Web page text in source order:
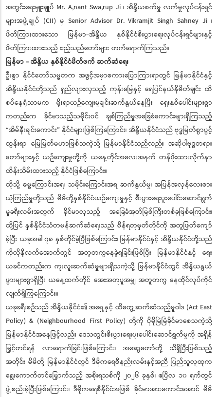
အတွင်းရေးမှူးချုပ် Mr. A,nant Swa,rup Ji ၊ အိန္ဒိယစက်မှု လက်မှုလုပ်ငန်းရှင်
များအဖွဲ့ချုပ် (CII) မှ Senior Advisor Dr. Vikramjit Singh Sahney Ji ၊
ဖိတ်ကြားထားသော မြန်မာ-အိန္ဒိယ နှစ်နိုင်ငံစီးပွားရေးလုပ်ငန်းရှင်များနှင့်
ဖိတ်ကြားထားသည့် ဧည့်သည်တော်များ တက်ရောက်ကြသည်။
မြန်မာ - အိန္ဒိယ နှစ်နိုင်ငံမိတ်ဖက် ဆက်ဆံရေး
ဦးစွာ နိုင်ငံတော်သမ္မတက အဖွင့်အမှာစကားပြောကြားရာတွင် မြန်မာနိုင်ငံနှင့်
အိန္ဒိယနိုင်ငံတို့သည် ရှည်လျားလှသည့် ကုန်းမြေနှင့် ရေပြင်နယ်နိမိတ်ချင်း ထိ
စပ်နေရုံသာမက ရိုးရာယဉ်ကျေးမှုချင်းဆက်နွယ်နေပြီး ရှေးနှစ်ပေါင်းများစွာ
ကတည်းက ခိုင်မာသည့်သမိုင်းဝင် ချစ်ကြည်မှုအခြေခံကောင်းများရှိကြသည့်
“အိမ်နီးချင်းကောင်း” နိုင်ငံများဖြစ်ကြကြောင်း၊ အိန္ဒိယနိုင်ငံသည် ဗုဒ္ဓမြတ်စွာပွင့်
ထွန်းရာ မြေမြတ်မဟာဖြစ်သကဲ့သို့ မြန်မာနိုင်ငံသည်လည်း အဆိုပါဗုဒ္ဓတရား
တော်များနှင့် ယဉ်ကျေးမှုတို့ကို ယနေ့တိုင်အလေးအနက် တန်ဖိုးထားလိုက်နာ
ထိန်းသိမ်းထားသည့် နိုင်ငံဖြစ်ကြောင်း။
ထိုသို့ ဓမ္မကြောင်းအရ၊ သမိုင်းကြောင်းအရ ဆက်နွယ်မှု၊ အပြန်အလှန်လေးစား
ယုံကြည်မှုတို့သည် မိမိတို့နှစ်နိုင်ငံယဉ်ကျေးမှုနှင့် စီးပွားရေးပူးပေါင်းဆောင်ရွက်
မှုခရီးလမ်းအတွက် ခိုင်မာလှသည့် အခြေခံအုတ်မြစ်ကြီးတစ်ခုဖြစ်ကြောင်း၊
ထို့ပြင် နှစ်နိုင်ငံသံတမန်ဆက်ဆံရေးသည် စိန်ရတုမှတ်တိုင်ကို အတူဖြတ်ကျော်
ခဲ့ပြီး ယခုအခါ ၇၈ နှစ်တိုင်ခဲ့ပြီဖြစ်ကြောင်း၊ မြန်မာနိုင်ငံနှင့် အိန္ဒိယနိုင်ငံတို့သည်
ကိုလိုနီလက်အောက်တွင် အတူတကွနေခဲ့ရခြင်းဖြစ်ပြီး မြန်မာနိုင်ငံနှင့် ရှေး
ယခင်ကတည်းက ကူးလူးဆက်ဆံမှုများရှိသကဲ့သို့ မြန်မာနိုင်ငံတွင် အိန္ဒိယနွယ်
ဖွားများစွာရှိပြီး ယနေ့ထက်တိုင် အေးအတူပူအမျှ အတူတကွ နေထိုင်လုပ်ကိုင်
လျက်ရှိကြကြောင်း။
ယခုခရီးစဉ်သည် အိန္ဒိယနိုင်ငံ၏ အရှေ့နှင့် ထိတွေ့ဆက်ဆံသည့်မူဝါဒ (Act East
Policy) & (Neighbourhood First Policy) တို့ကို ပိုမိုမြဲမြံခိုင်မာစေသကဲ့သို့
မြန်မာနိုင်ငံအနေဖြင့်လည်း ဒေသတွင်းစီးပွားရေးပူးပေါင်းဆောင်ရွက်မှုကို အရှိန်
မြှင့်တင်ရန် လာရောက်ခြင်းဖြစ်ကြောင်း၊ အဆွေတော်တို့ သိရှိပြီးဖြစ်သည့်
အတိုင်း မိမိတို့ မြန်မာနိုင်ငံတွင် ဒီမိုကရေစီနည်းလမ်းနှင့်အညီ ပြည်သူလူထုက
ရွေးကောက်တင်မြှောက်သည့် အစိုးရသစ်ကို ၂၀၂၆ ခုနှစ်၊ ဧပြီလ ၁၀ ရက်တွင်
ဖွဲ့စည်းခဲ့ပြီးဖြစ်ကြောင်း၊ ဒီမိုကရေစီနိုင်ငံအဖြစ် ခိုင်မာအားကောင်းအောင် မိမိ